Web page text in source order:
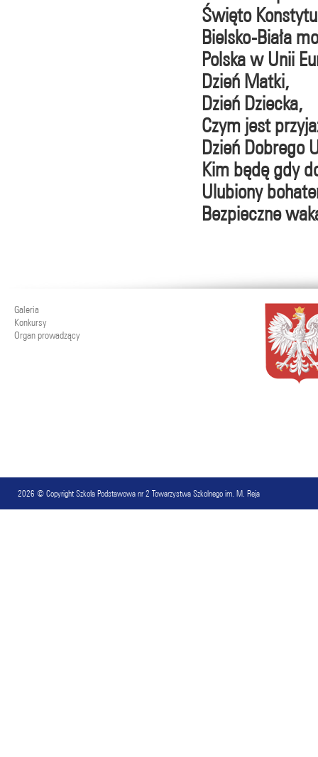
Święto
Bielsko-Biała
Polska w Unii
Dzień Matki,
Dzień Dziecka,
Czym jest
Dzień Dobrego
Kim będę gdy
Ulubiony
Bezpieczne
Galeria
Konkursy
Organ prowadzący
2026 © Copyright Szkoła Podstawowa nr 2 Towarzystwa Szkolnego im. M. Reja